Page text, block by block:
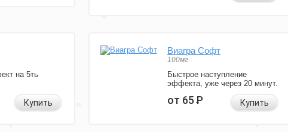
на 5ть
Купить
Виагра Софт
100мг
Быстрое наступление
эффекта, уже через 20 минут.
от 65Р Купить